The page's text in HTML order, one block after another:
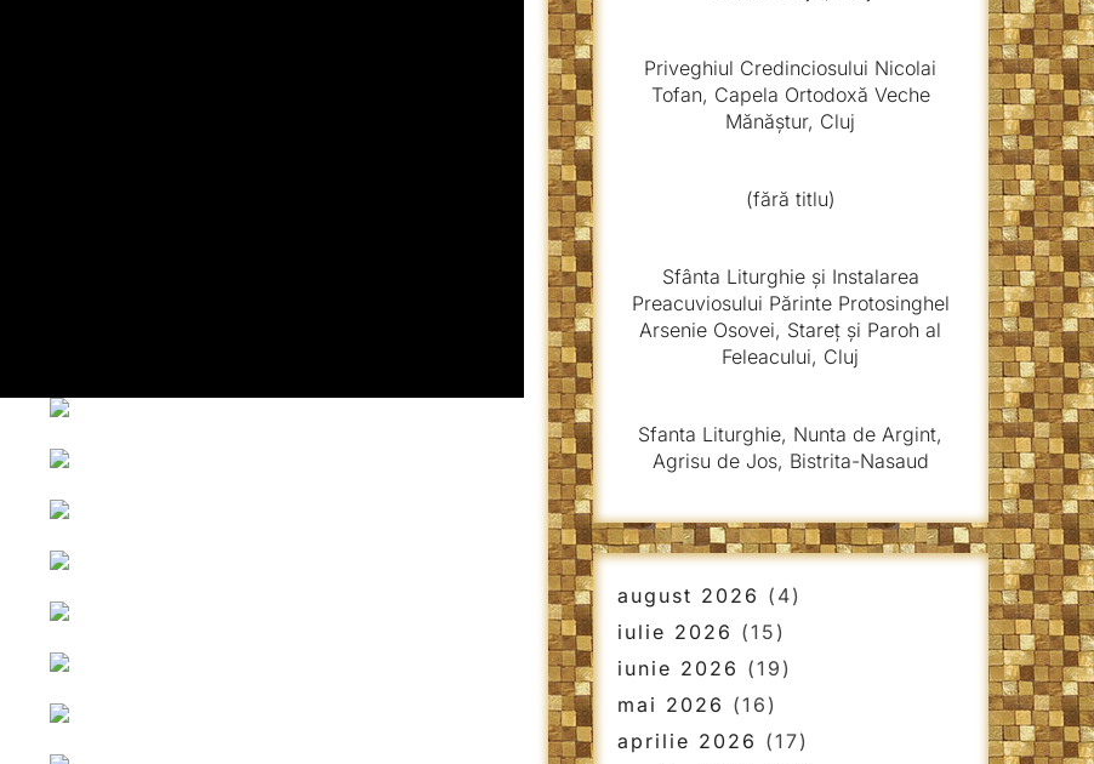
Priveghiul Credinciosului Nicolai
Tofan, Capela Ortodoxă Veche
Mănăștur, Cluj
(fără titlu)
Sfânta Liturghie și Instalarea
Preacuviosului Părinte Protosinghel
Arsenie Osovei, Stareț și Paroh al
Feleacului, Cluj
Sfanta Liturghie, Nunta de Argint,
Agrisu de Jos, Bistrita-Nasaud
august 2026 (4)
iulie 2026 (15)
iunie 2026 (19)
mai 2026 (16)
aprilie 2026 (17)